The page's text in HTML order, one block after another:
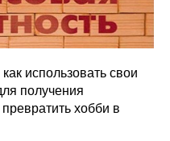
использовать свои
получения
хобби в